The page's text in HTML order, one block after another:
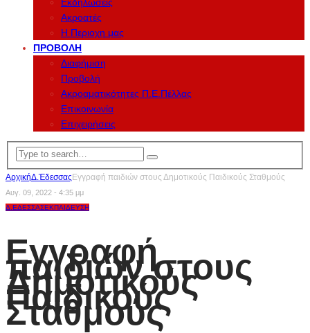
Ακροατές
Η Περιοχη μας
ΠΡΟΒΟΛΉ
Διαφήμιση
Προβολή
Ακροαματικότητες Π.Ε.Πέλλας
Επικοινωνία
Επιχειρήσεις
ΑρχικήΔ.ΈδεσσαςΕγγραφή παιδιών στους Δημοτικούς Παιδικούς Σταθμούς
Αυγ. 09, 2022 - 4:35 μμ
Δ.ΈΔΕΣΣΑΣΕΚΠΑΊΔΕΥΣΗ
Εγγραφή
παιδιών στους
Δημοτικούς
Παιδικούς
Σταθμούς